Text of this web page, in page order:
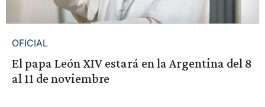
OFICIAL
El papa León XIV estará en la Argentina del 8
al 11 de noviembre